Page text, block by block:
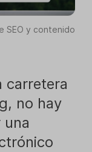
SEO y contenido
carretera
no hay